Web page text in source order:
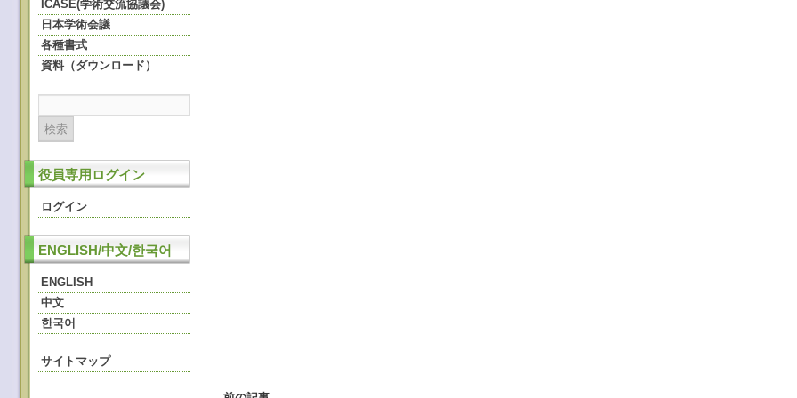
ICASE(学術交流協議会)
日本学術会議
各種書式
資料（ダウンロード）
役員専用ログイン
ログイン
ENGLISH/中文/한국어
ENGLISH
中文
한국어
サイトマップ